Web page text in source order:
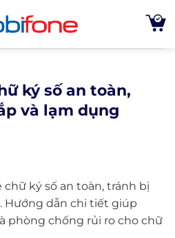
ký số an toàn,
và lạm dụng
chữ ký số an toàn, tránh bị
Hướng dẫn chi tiết giúp
phòng chống rủi ro cho chữ